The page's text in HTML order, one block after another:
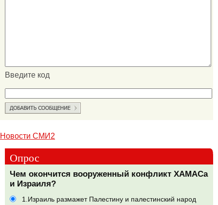
Введите код
Новости СМИ2
Опрос
Чем окончится вооруженный конфликт ХАМАСа
и Израиля?
1.Израиль размажет Палестину и палестинский народ